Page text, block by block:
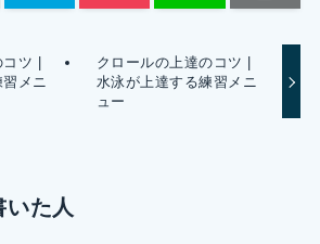
コツ |
メニ
クロールの上達のコツ |
水泳が上達する練習メニ
ュー
いた人